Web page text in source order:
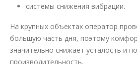
системы снижения вибрации.
На крупных объектах оператор
большую часть дня, поэтому
значительно снижает усталость и
производительность.